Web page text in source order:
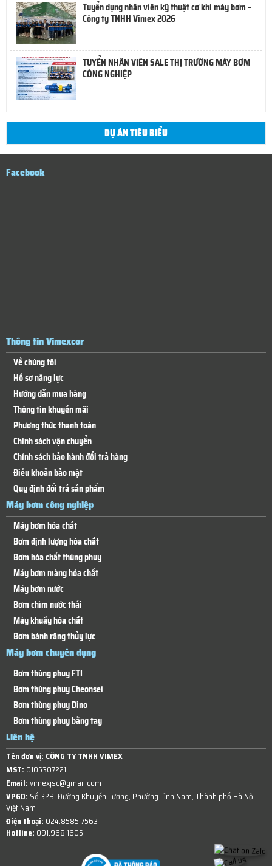
Tuyển dụng nhân viên kỹ thuật cơ khí máy bơm –
Công ty TNHH Vimex 2026
TUYỂN NHÂN VIÊN SALE THỊ TRƯỜNG MÁY BƠM
CÔNG NGHIỆP
DỰ ÁN TIÊU BIỂU
Facebook
Thông tin Vimexcor
Về chúng tôi
Hồ sơ năng lực
Hướng dẫn mua hàng
Thông tin khuyến mãi
Phương thức thanh toán
Chính sách vận chuyển
Chính sách bảo hành đổi trả hàng
Điều khoản bảo mật
Quy định đổi trả sản phẩm
Máy bơm công nghiệp
Máy bơm hóa chất
Bơm định lượng hóa chất
Bơm hóa chất thùng phuy
Máy bơm màng hóa chất
Máy bơm nước
Bơm chìm nước thải
Máy khuấy hóa chất
Bơm bánh răng thủy lực
Máy bơm chuyên dụng
Bơm thùng phuy FTI
Bơm thùng phuy Cheonsei
Bơm thùng phuy Dino
Bơm thùng phuy bằng tay
Liên hệ
Tên đơn vị: CÔNG TY TNHH VIMEX
MST: 0105307221
Email:vimexjsc@gmail.com
VPGD: Số 32B, Đường Khuyến Lương, Phường Lĩnh Nam, Thành phố Hà Nội,
Việt Nam
Điện thoại: 024.8585.7563
Hotline: 091.968.1605